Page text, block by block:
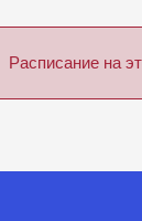
Расписание на